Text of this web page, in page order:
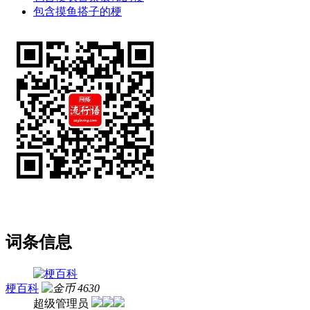
包含摸鱼搭子的梗
词条信息
梗百科
4630
超级管理员